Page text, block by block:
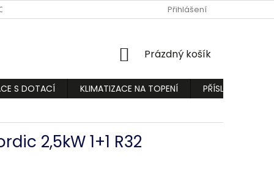
PODMÍNKY OCHRANY OSOBNÍCH ÚDAJŮ
Přihlášení
NÁKUPNÍ
Prázdný košík
S DOTACÍ KLIMATIZACE NA TOPENÍ PŘÍSLUŠENSTVÍ
2,5kW 1+1 R32